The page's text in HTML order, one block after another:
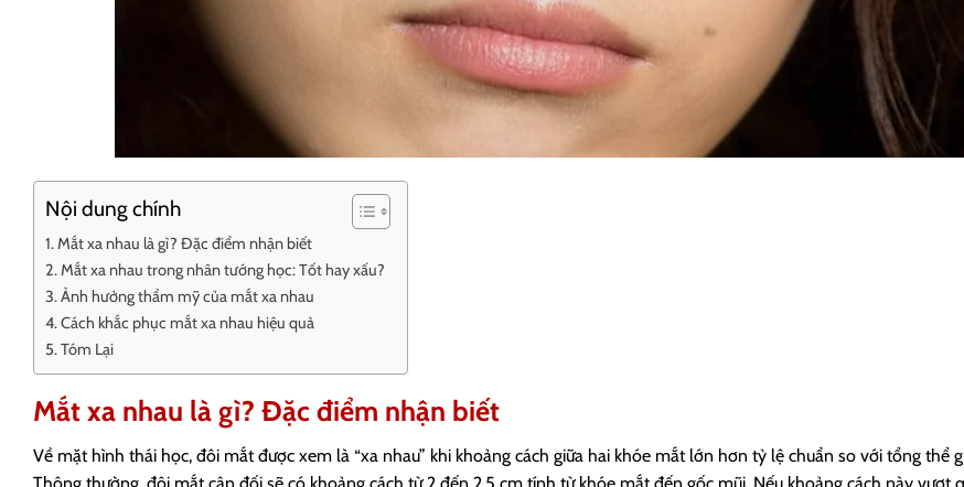
Nội dung chính
Mắt xa nhau là gì? Đặc điểm nhận biết
Mắt xa nhau trong nhân tướng học: Tốt hay xấu?
Ảnh hưởng thẩm mỹ của mắt xa nhau
Cách khắc phục mắt xa nhau hiệu quả
Tóm Lại
Mắt xa nhau là gì? Đặc điểm nhận biết
Về mặt hình thái học, đôi mắt được xem là “xa nhau” khi khoảng cách giữa hai khóe mắt lớn hơn tỷ lệ chuẩn so với tổng thể